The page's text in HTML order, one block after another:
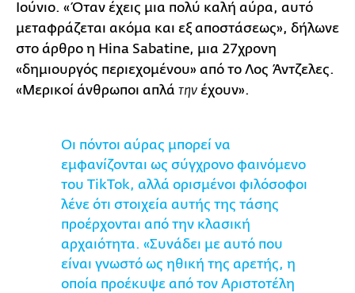
Ιούνιο. «Όταν έχεις μια πολύ καλή αύρα, αυτό
μεταφράζεται ακόμα και εξ αποστάσεως», δήλωνε
στο άρθρο η Hina Sabatine, μια 27χρονη
«δημιουργός περιεχομένου» από το Λος Άντζελες.
«Μερικοί άνθρωποι απλά την έχουν».
Οι πόντοι αύρας μπορεί να
εμφανίζονται ως σύγχρονο φαινόμενο
του TikTok, αλλά ορισμένοι φιλόσοφοι
λένε ότι στοιχεία αυτής της τάσης
προέρχονται από την κλασική
αρχαιότητα. «Συνάδει με αυτό που
είναι γνωστό ως ηθική της αρετής, η
οποία προέκυψε από τον Αριστοτέλη